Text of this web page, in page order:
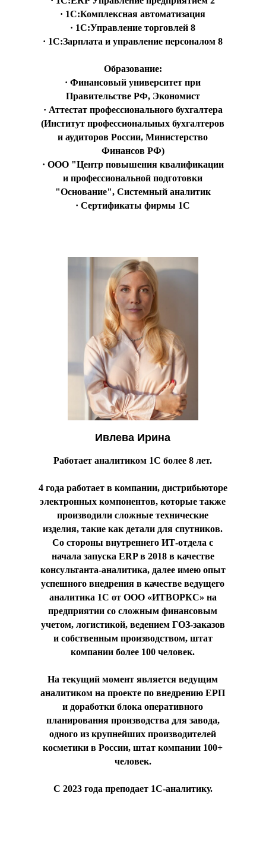
· 1С:Комплексная автоматизация
· 1С:Управление торговлей 8
· 1С:Зарплата и управление персоналом 8
Образование:
· Финансовый университет при
Правительстве РФ, Экономист
· Аттестат профессионального бухгалтера
(Институт профессиональных бухгалтеров
и аудиторов России, Министерство
Финансов РФ)
· ООО "Центр повышения квалификации
и профессиональной подготовки
"Основание", Системный аналитик
· Сертификаты фирмы 1С
Ивлева Ирина
Работает аналитиком 1С более 8 лет.
4 года работает в компании, дистрибьюторе
электронных компонентов, которые также
производили сложные технические
изделия, такие как детали для спутников.
Со стороны внутреннего ИТ-отдела с
начала запуска ERP в 2018 в качестве
консультанта-аналитика, далее имею опыт
успешного внедрения в качестве ведущего
аналитика 1С от ООО «ИТВОРКС» на
предприятии со сложным финансовым
учетом, логистикой, ведением ГОЗ-заказов
и собственным производством, штат
компании более 100 человек.
На текущий момент является ведущим
аналитиком на проекте по внедрению ЕРП
и доработки блока оперативного
планирования производства для завода,
одного из крупнейших производителей
косметики в России, штат компании 100+
человек.
С 2023 года преподает 1С-аналитику.